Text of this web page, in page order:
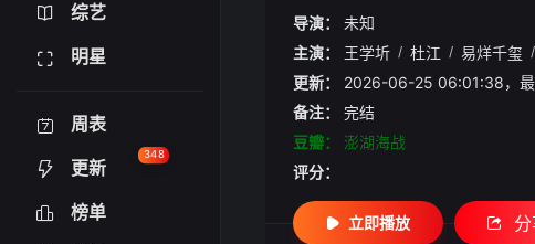
综艺
明星
周表
更新
348
榜单
导演：
未知
主演：
王学圻 / 杜江 / 易烊千玺 /
更新：
2026-06-25 06:01:38，最
备注：
完结
豆瓣：
澎湖海战
评分：
立即播放